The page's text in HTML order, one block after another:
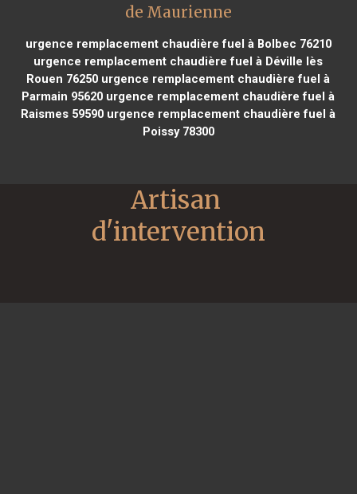
de Maurienne
urgence remplacement chaudière fuel à Bolbec 76210
urgence remplacement chaudière fuel à Déville lès
Rouen 76250 urgence remplacement chaudière fuel à
Parmain 95620 urgence remplacement chaudière fuel à
Raismes 59590 urgence remplacement chaudière fuel à
Poissy 78300
Artisan
d'intervention